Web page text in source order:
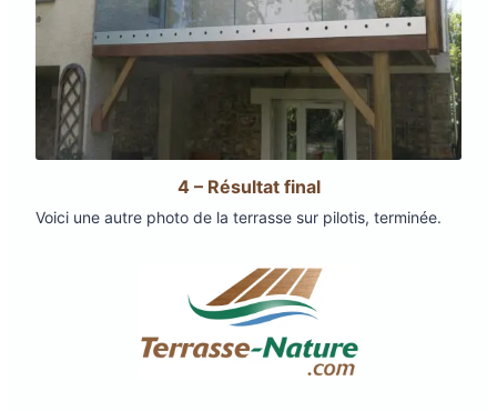
4 – Résultat final
Voici une autre photo de la terrasse sur pilotis, terminée.